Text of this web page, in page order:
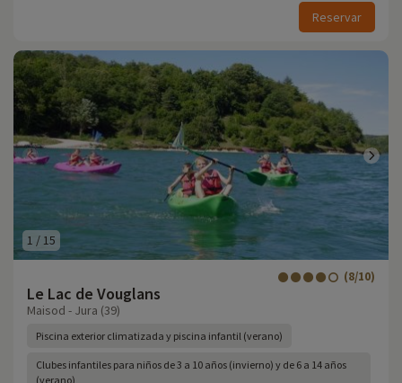
Reservar
1 / 15
Le Lac de Vouglans
(8/10)
Maisod - Jura (39)
Piscina exterior climatizada y piscina infantil (verano)
Clubes infantiles para niños de 3 a 10 años (invierno) y de 6 a 14 años
(verano)